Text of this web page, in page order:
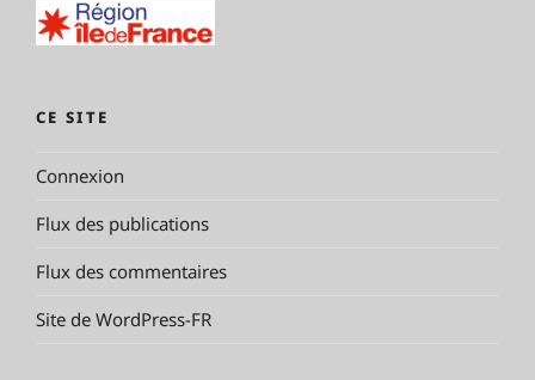
CE SITE
Connexion
Flux des publications
Flux des commentaires
Site de WordPress-FR